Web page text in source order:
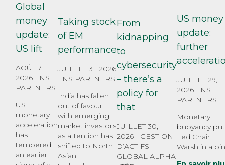
Global
money
update:
US lift
AOÛT 7,
2026 | NS
PARTNERS
US
monetary
acceleration
has
tempered
an earlier
Taking stock
of EM
performance
JUILLET 31, 2026
| NS PARTNERS
India has fallen
out of favour
with emerging
market investors
as attention has
shifted to North
Asian
From
kidnapping
to
cybersecurity
– there’s a
policy for
that
JUILLET 30,
2026 | GESTION
D’ACTIFS
GLOBAL ALPHA
US money
update:
further
JUILLET 29,
2026 | NS
PARTNERS
Monetary
buoyancy
Fed Chair
Warsh in a